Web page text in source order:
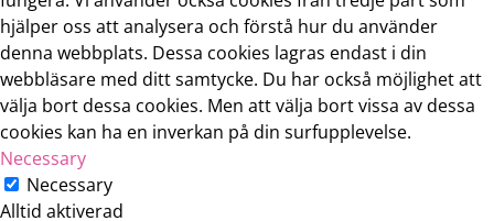
hjälper oss att analysera och förstå hur du använder
denna webbplats. Dessa cookies lagras endast i din
webbläsare med ditt samtycke. Du har också möjlighet att
välja bort dessa cookies. Men att välja bort vissa av dessa
cookies kan ha en inverkan på din surfupplevelse.
Necessary
Necessary
Alltid aktiverad